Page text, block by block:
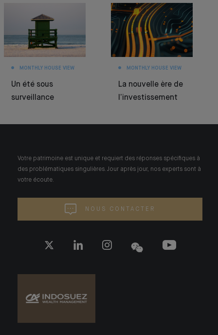
MONTHLY HOUSE VIEW
Un été sous
surveillance
MONTHLY HOUSE VIEW
La nouvelle ère de
l’investissement
Votre patrimoine est unique et requiert des réponses spécifiques à
des problématiques singulières. Jour après jour, nos experts sont à
votre écoute.
NOUS CONTACTER